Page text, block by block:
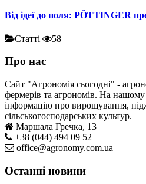
Від ідеї до поля: PÖTTINGER
Статті 58
Про нас
Сайт "Агрономія сьогодні" -
фермерів та агрономів. На нашому
інформацію про вирощування,
сільськогосподарських культур.
Маршала Гречка, 13
+38 (044) 494 09 52
office@agronomy.com.ua
Останні новини